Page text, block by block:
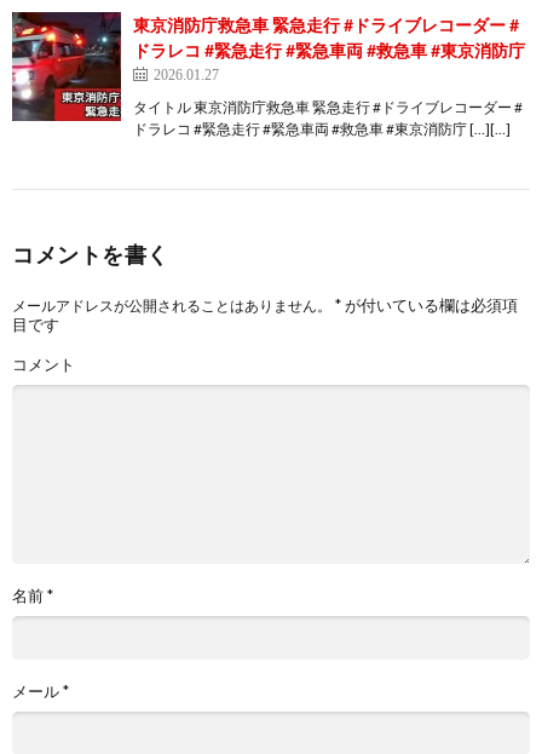
東京消防庁救急車 緊急走行 #ドライブレコーダー #
ドラレコ #緊急走行 #緊急車両 #救急車 #東京消防庁
2026.01.27
タイトル 東京消防庁救急車 緊急走行 #ドライブレコーダー #
ドラレコ #緊急走行 #緊急車両 #救急車 #東京消防庁 […][…]
コメントを書く
メールアドレスが公開されることはありません。 *が付いている欄は必須項
目です
コメント
名前*
メール*